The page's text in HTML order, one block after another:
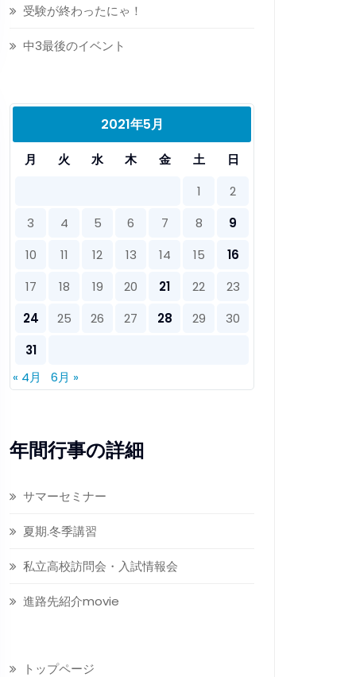
受験が終わったにゃ！
中3最後のイベント
2021年5月
月 火 水 木 金 土
日
1
2
3
4 5 6 7 8
9
10
11 12 13 14 15
16
17
18 19 20 21 22
23
24
25 26 27 28 29
30
31
« 4月
6月 »
年間行事の詳細
サマーセミナー
夏期.冬季講習
私立高校訪問会・入試情報会
進路先紹介movie
トップページ